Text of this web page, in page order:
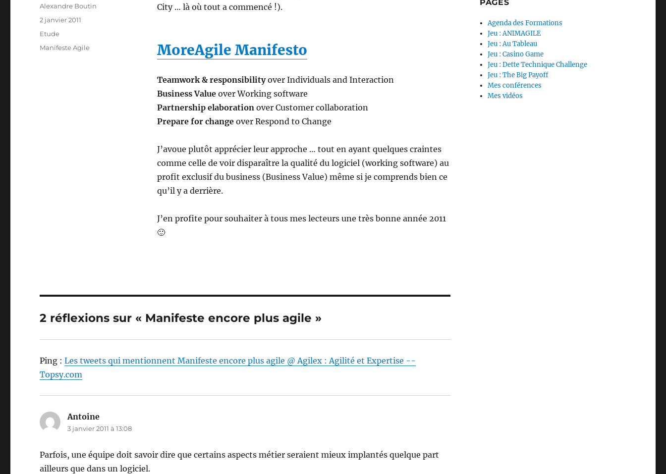
City … là où tout a commencé !).
MoreAgile Manifesto
Teamwork & responsibilityover Individuals and Interaction
Business Valueover Working software
Partnership elaborationover Customer collaboration
Prepare for changeover Respond to Change
J’avoue plutôt apprécier leur approche … tout en ayant quelques craintes
comme celle de voir disparaître la qualité du logiciel (working software) au
profit exclusif du business (Business Value) même si je comprends bien ce
qu’il y a derrière.
J’en profite pour souhaiter à tous mes lecteurs une très bonne année 2011
🙂
Auteur
Alexandre Boutin
Publié
2 janvier 2011
Catégories
Etude
Étiquettes
Manifeste Agile
2 réflexions sur « Manifeste encore plus agile »
Ping :Les tweets qui mentionnent Manifeste encore plus agile @ Agilex : Agilité et Expertise --
Topsy.com
Antoine
3 janvier 2011 à 13:08
Parfois, une équipe doit savoir dire que certains aspects métier seraient mieux implantés quelque part
ailleurs que dans un logiciel.
PAGES
Agenda des Formations
Jeu : ANIMAGILE
Jeu : Au Tableau
Jeu : Casino Game
Jeu : Dette Technique Challenge
Jeu : The Big Payoff
Mes conférences
Mes vidéos